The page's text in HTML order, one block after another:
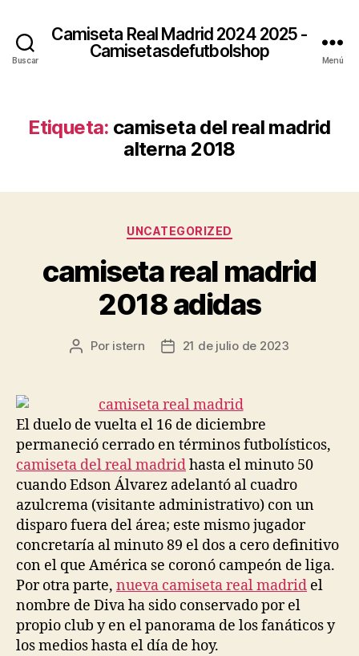
Buscar
Camiseta Real Madrid 2024 2025 -
Camisetasdefutbolshop
Menú
Etiqueta: camiseta del real madrid
alterna 2018
Categorías
UNCATEGORIZED
camiseta real madrid
2018 adidas
Autor
entrada
Por istern
Fecha
entrada
21 de julio de 2023
El duelo de vuelta el 16 de diciembre
permaneció cerrado en términos futbolísticos,
camiseta del real madridhasta el minuto 50
cuando Edson Álvarez adelantó al cuadro
azulcrema (visitante administrativo) con un
disparo fuera del área; este mismo jugador
concretaría al minuto 89 el dos a cero definitivo
con el que América se coronó campeón de liga.
Por otra parte, nueva camiseta real madrid el
nombre de Diva ha sido conservado por el
propio club y en el panorama de los fanáticos y
los medios hasta el día de hoy.